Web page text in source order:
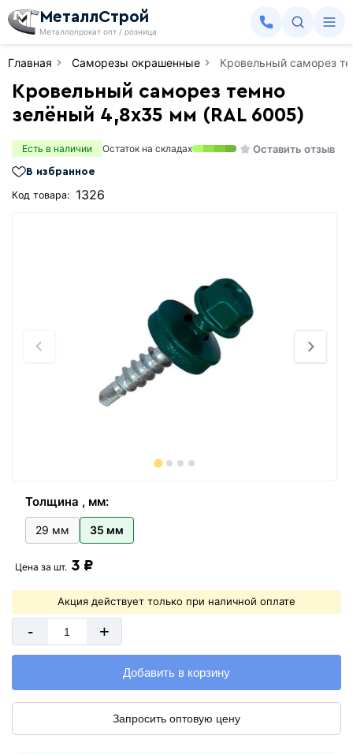
МеталлСтрой
Металлопрокат опт / розница
Главная Саморезы окрашенные Кровельный саморез
Кровельный саморез темно
зелёный 4,8х35 мм (RAL 6005)
Есть в наличии Остаток на складах Оставить отзыв
В избранное
Код товара: 1326
Толщина , мм:
29 мм 35 мм
Цена за шт. 3 ₽
Акция действует только при наличной оплате
- +
Добавить в корзину
Запросить оптовую цену